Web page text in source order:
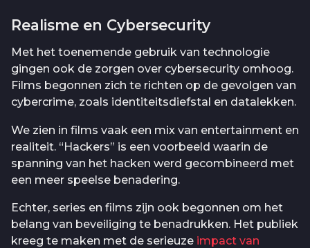
Realisme en Cybersecurity
Met het toenemende gebruik van technologie
gingen ook de zorgen over cybersecurity omhoog.
Films begonnen zich te richten op de gevolgen van
cybercrime, zoals identiteitsdiefstal en datalekken.
We zien in films vaak een mix van entertainment en
realiteit. “Hackers” is een voorbeeld waarin de
spanning van het hacken werd gecombineerd met
een meer speelse benadering.
Echter, series en films zijn ook begonnen om het
belang van beveiliging te benadrukken. Het publiek
kreeg te maken met de serieuze impact van